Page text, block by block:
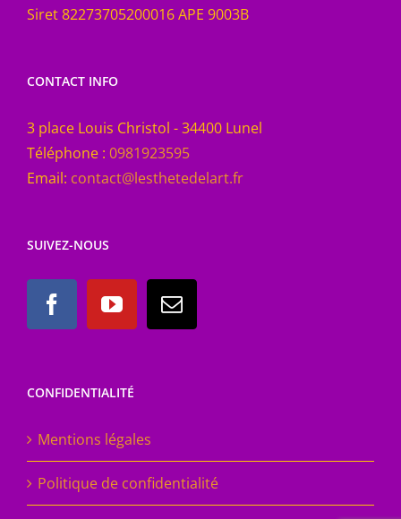
Siret 82273705200016 APE 9003B
CONTACT INFO
3 place Louis Christol - 34400 Lunel
Téléphone : 0981923595
Email: contact@lesthetedelart.fr
SUIVEZ-NOUS
CONFIDENTIALITÉ
Mentions légales
Politique de confidentialité